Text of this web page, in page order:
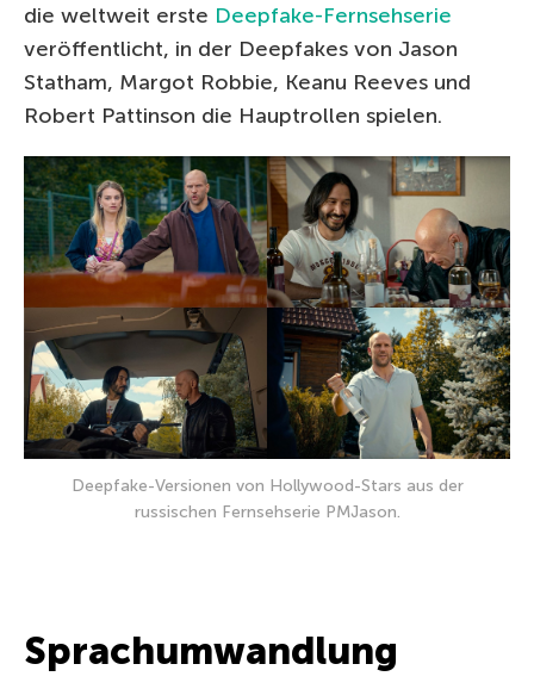
die weltweit erste Deepfake-Fernsehserie
veröffentlicht, in der Deepfakes von Jason
Statham, Margot Robbie, Keanu Reeves und
Robert Pattinson die Hauptrollen spielen.
Deepfake-Versionen von Hollywood-Stars aus der
russischen Fernsehserie PMJason.
Sprachumwandlung